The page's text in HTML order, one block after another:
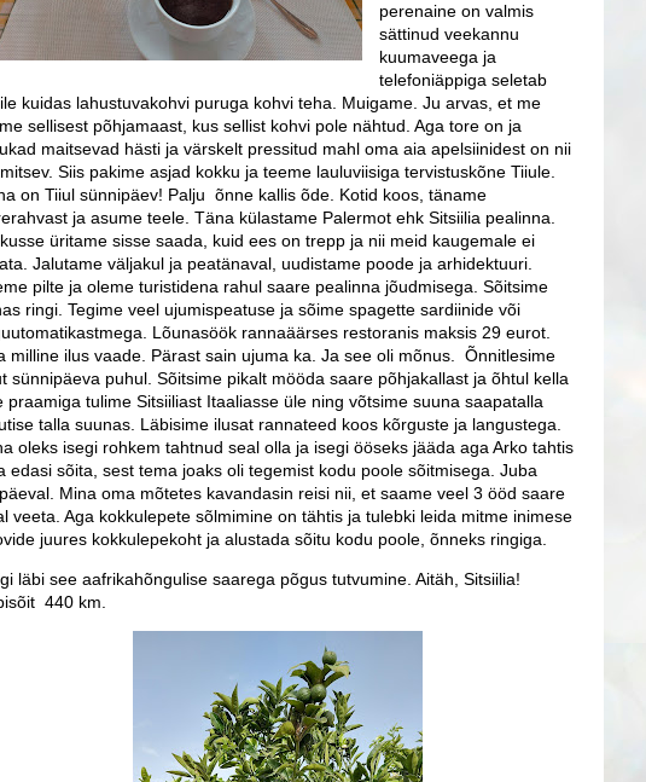
perenaine on valmis
sättinud veekannu
kuumaveega ja
telefoniäppiga seletab
kuidas lahustuvakohvi puruga kohvi teha. Muigame. Ju arvas, et me
sellisest põhjamaast, kus sellist kohvi pole nähtud. Aga tore on ja
maitsevad hästi ja värskelt pressitud mahl oma aia apelsiinidest on nii
Siis pakime asjad kokku ja teeme lauluviisiga tervistuskõne Tiiule.
on Tiiul sünnipäev! Palju õnne kallis õde. Kotid koos, täname
ja asume teele. Täna külastame Palermot ehk Sitsiilia pealinna.
üritame sisse saada, kuid ees on trepp ja nii meid kaugemale ei
Jalutame väljakul ja peatänaval, uudistame poode ja arhidektuuri.
pilte ja oleme turistidena rahul saare pealinna jõudmisega. Sõitsime
ringi. Tegime veel ujumispeatuse ja sõime spagette sardiinide või
Lõunasöök rannaäärses restoranis maksis 29 eurot.
milline ilus vaade. Pärast sain ujuma ka. Ja see oli mõnus. Õnnitlesime
sünnipäeva puhul. Sõitsime pikalt mööda saare põhjakallast ja õhtul kella
praamiga tulime Sitsiiliast Itaaliasse üle ning võtsime suuna saapatalla
talla suunas. Läbisime ilusat rannateed koos kõrguste ja langustega.
oleks isegi rohkem tahtnud seal olla ja isegi ööseks jääda aga Arko tahtis
edasi sõita, sest tema joaks oli tegemist kodu poole sõitmisega. Juba
Mina oma mõtetes kavandasin reisi nii, et saame veel 3 ööd saare
veeta. Aga kokkulepete sõlmimine on tähtis ja tulebki leida mitme inimese
juures kokkulepekoht ja alustada sõitu kodu poole, õnneks ringiga.
läbi see aafrikahõngulise saarega põgus tutvumine. Aitäh, Sitsiilia!
440 km.